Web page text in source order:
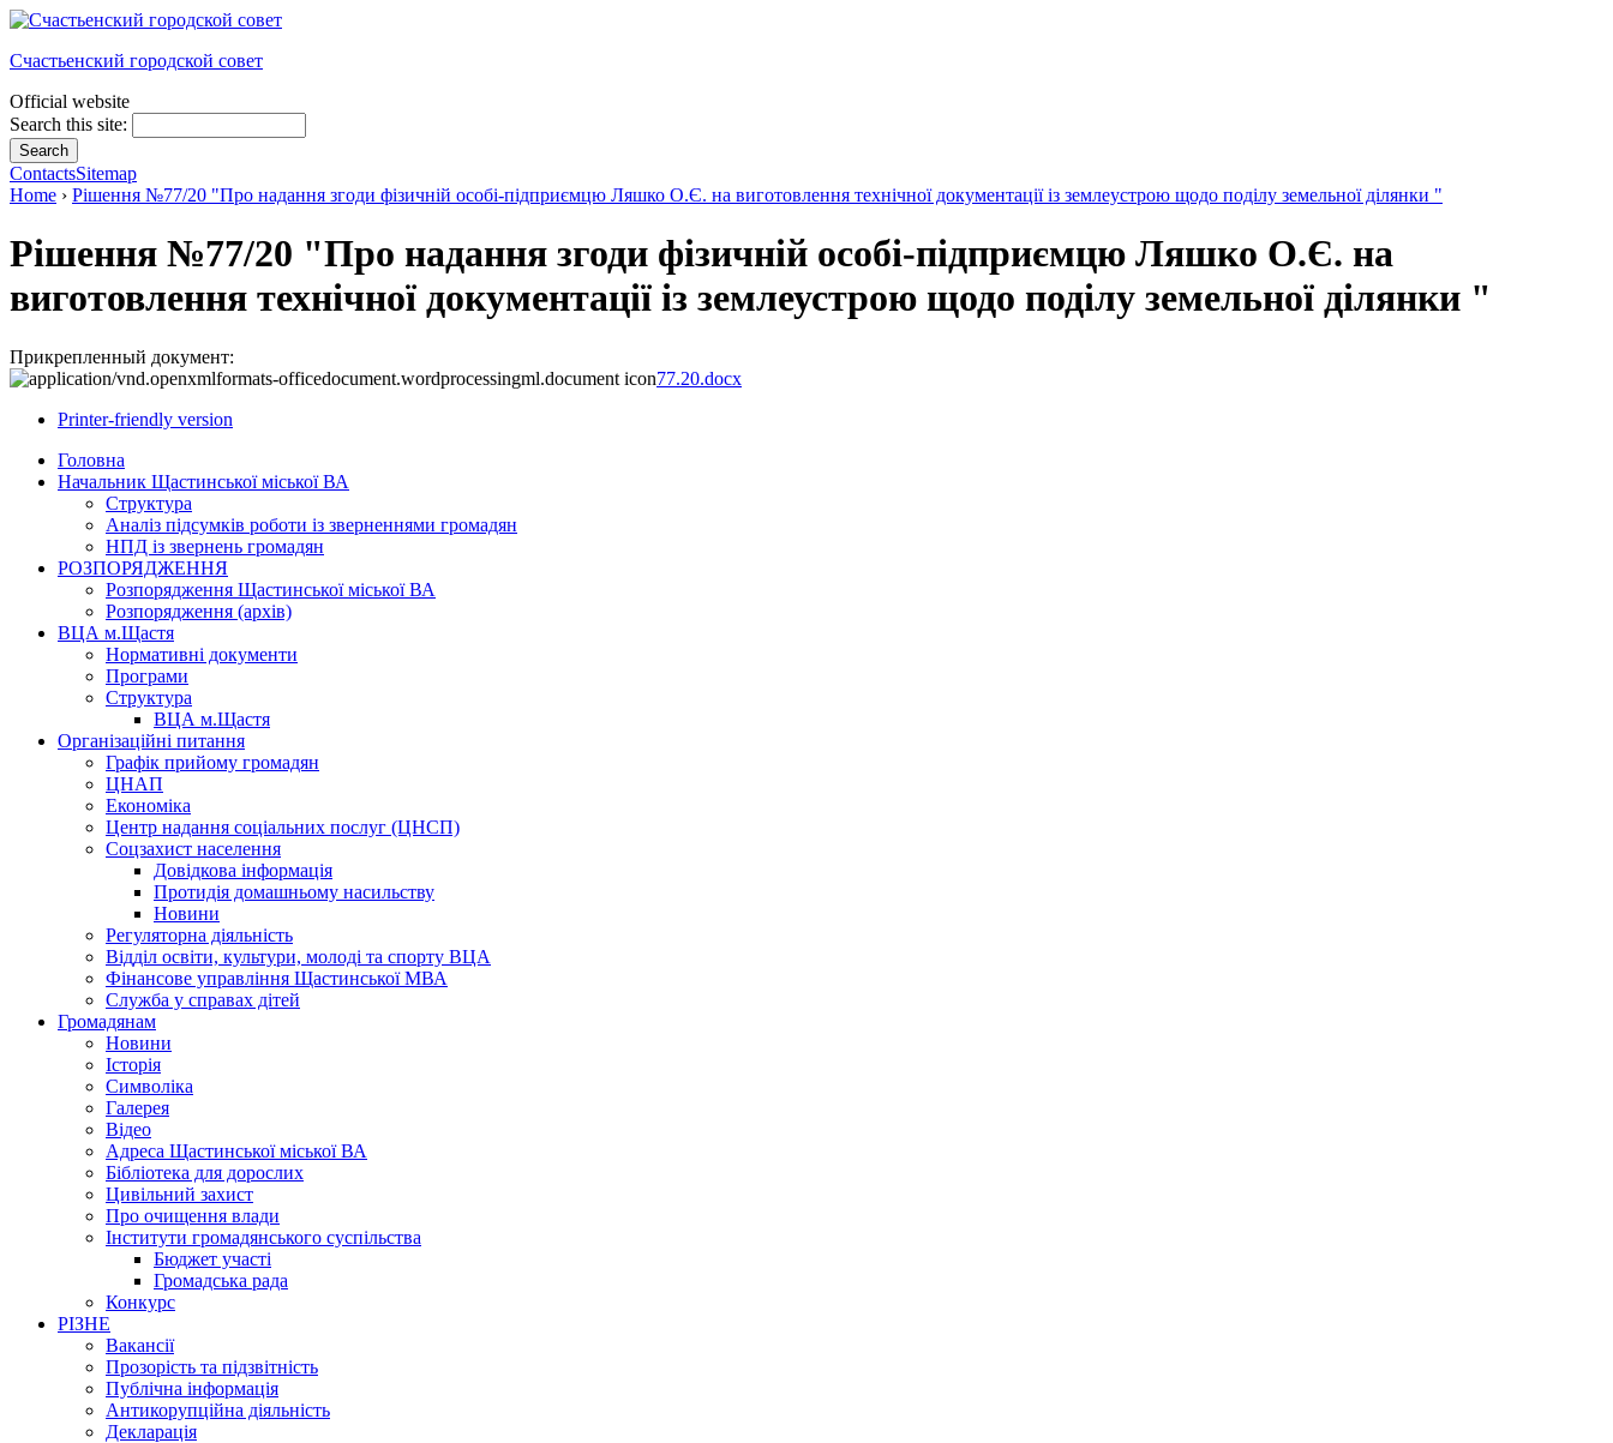
Счастьенский городской совет
Official website
Search this site:
ContactsSitemap
Home › Рішення №77/20 "Про надання згоди фізичній особі-підприємцю Ляшко О.Є. на виготовлення технічної документації із землеустрою щодо поділу земельної ділянки "
Рішення №77/20 "Про надання згоди фізичній особі-підприємцю Ляшко О.Є. на
виготовлення технічної документації із землеустрою щодо поділу земельної ділянки "
Прикрепленный документ:
77.20.docx
Printer-friendly version
Головна
Начальник Щастинської міської ВА
Структура
Аналіз підсумків роботи із зверненнями громадян
НПД із звернень громадян
РОЗПОРЯДЖЕННЯ
Розпорядження Щастинської міської ВА
Розпорядження (архів)
ВЦА м.Щастя
Нормативні документи
Програми
Структура
ВЦА м.Щастя
Організаційні питання
Графік прийому громадян
ЦНАП
Економіка
Центр надання соціальних послуг (ЦНСП)
Соцзахист населення
Довідкова інформація
Протидія домашньому насильству
Новини
Регуляторна діяльність
Відділ освіти, культури, молоді та спорту ВЦА
Фінансове управління Щастинської МВА
Служба у справах дітей
Громадянам
Новини
Історія
Символіка
Галерея
Відео
Адреса Щастинської міської ВА
Бібліотека для дорослих
Цивільний захист
Про очищення влади
Інститути громадянського суспільства
Бюджет участі
Громадська рада
Конкурс
РІЗНЕ
Вакансії
Прозорість та підзвітність
Публічна інформація
Антикорупційна діяльність
Декларація